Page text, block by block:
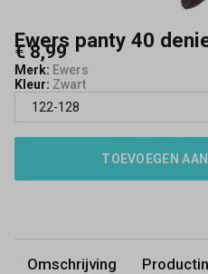
Ewers panty 40
€ 8,99
Merk: Ewers
Kleur: Zwart
TOEVOEGEN
Omschrijving